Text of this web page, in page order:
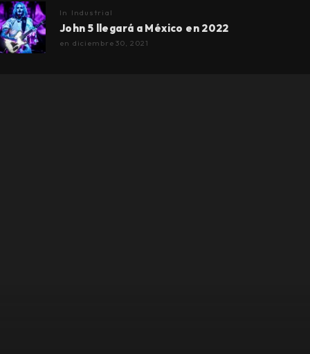
In Industrial
John 5 llegará a México en 2022
en diciembre 30, 2021